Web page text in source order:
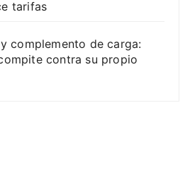
tarifas
complemento de carga:
contra su propio